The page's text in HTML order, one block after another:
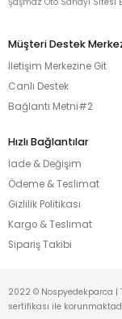
Müşteri Destek
İletişim Merkezine Git
Canlı Destek
Bağlantı Metni#2
Hızlı Bağlantılar
İade & Değişim
Ödeme & Teslimat
Gizlilik Politikası
Kargo & Teslimat
Sipariş Takibi
2022 © Nospyedekparca |
sertifikası ile